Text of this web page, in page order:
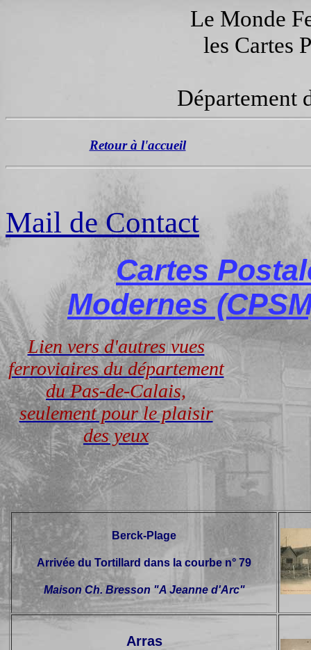
Le Monde
les Cartes
Département
Retour à l'accueil
Mail de Contact
Cartes
Modernes
Lien vers d'autres vues
ferroviaires du département
du Pas-de-Calais,
seulement pour le plaisir
des yeux
Berck-Plage
Arrivée du Tortillard dans la courbe n° 79
Maison Ch. Bresson "A Jeanne d'Arc"
Arras